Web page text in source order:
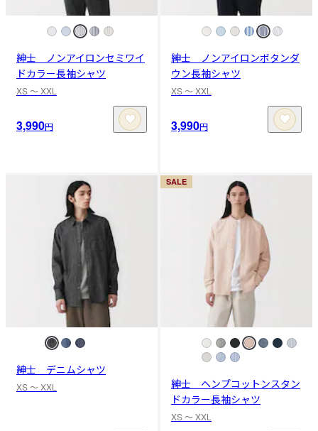
紳士 ノンアイロンセミワイ
ドカラー長袖シャツ
XS 〜 XXL
3,990円
紳士 ノンアイロンボタンダ
ウン長袖シャツ
XS 〜 XXL
3,990円
紳士 デニムシャツ
XS 〜 XXL
SALE
紳士 ヘンプコットンスタン
ドカラー長袖シャツ
XS 〜 XXL